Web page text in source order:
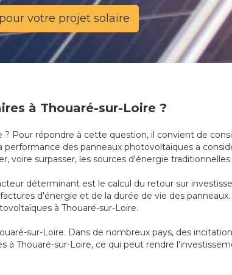
votre projet solaire
à Thouaré-sur-Loire ?
Pour répondre à cette question, il convient de
des panneaux photovoltaïques a
surpasser, les sources d'énergie traditionnelles
déterminant est le calcul du retour sur
d'énergie et de la durée de vie des
à Thouaré-sur-Loire.
sur-Loire. Dans de nombreux pays, des
à Thouaré-sur-Loire, ce qui peut rendre